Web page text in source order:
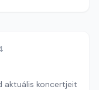
aktuális koncertjeit